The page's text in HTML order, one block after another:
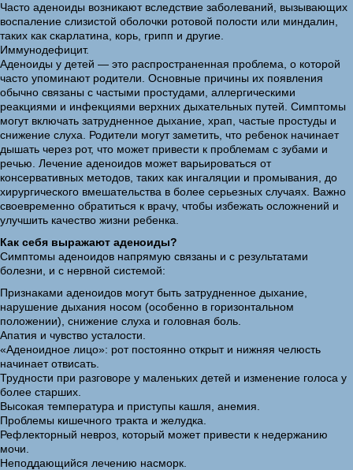
Часто аденоиды возникают вследствие заболеваний, вызывающих
воспаление слизистой оболочки ротовой полости или миндалин,
таких как скарлатина, корь, грипп и другие.
Иммунодефицит.
Аденоиды у детей — это распространенная проблема, о которой
часто упоминают родители. Основные причины их появления
обычно связаны с частыми простудами, аллергическими
реакциями и инфекциями верхних дыхательных путей. Симптомы
могут включать затрудненное дыхание, храп, частые простуды и
снижение слуха. Родители могут заметить, что ребенок начинает
дышать через рот, что может привести к проблемам с зубами и
речью. Лечение аденоидов может варьироваться от
консервативных методов, таких как ингаляции и промывания, до
хирургического вмешательства в более серьезных случаях. Важно
своевременно обратиться к врачу, чтобы избежать осложнений и
улучшить качество жизни ребенка.
Как себя выражают аденоиды?
Симптомы аденоидов напрямую связаны и с результатами
болезни, и с нервной системой:
Признаками аденоидов могут быть затрудненное дыхание,
нарушение дыхания носом (особенно в горизонтальном
положении), снижение слуха и головная боль.
Апатия и чувство усталости.
«Аденоидное лицо»: рот постоянно открыт и нижняя челюсть
начинает отвисать.
Трудности при разговоре у маленьких детей и изменение голоса у
более старших.
Высокая температура и приступы кашля, анемия.
Проблемы кишечного тракта и желудка.
Рефлекторный невроз, который может привести к недержанию
мочи.
Неподдающийся лечению насморк.